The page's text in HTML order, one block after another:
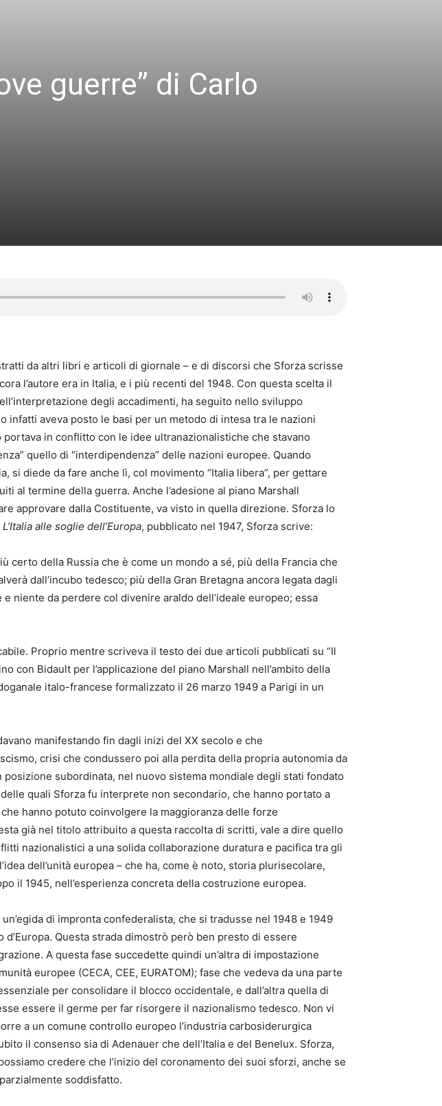
guerre” di Carlo
da altri libri e articoli di giornale – e di discorsi che Sforza scrisse
l’autore era in Italia, e i più recenti del 1948. Con questa scelta il
degli accadimenti, ha seguito nello sviluppo
aveva posto le basi per un metodo di intesa tra le nazioni
in conflitto con le idee ultranazionalistiche che stavano
quello di “interdipendenza” delle nazioni europee. Quando
si diede da fare anche lì, col movimento “Italia libera”, per gettare
al termine della guerra. Anche l’adesione al piano Marshall
approvare dalla Costituente, va visto in quella direzione. Sforza lo
L’Italia alle soglie dell’Europa, pubblicato nel 1947, Sforza scrive:
certo della Russia che è come un mondo a sé, più della Francia che
dall’incubo tedesco; più della Gran Bretagna ancora legata dagli
niente da perdere col divenire araldo dell’ideale europeo; essa
Proprio mentre scriveva il testo dei due articoli pubblicati su “Il
con Bidault per l’applicazione del piano Marshall nell’ambito della
italo-francese formalizzato il 26 marzo 1949 a Parigi in un
manifestando fin dagli inizi del XX secolo e che
crisi che condussero poi alla perdita della propria autonomia da
subordinata, nel nuovo sistema mondiale degli stati fondato
quali Sforza fu interprete non secondario, che hanno portato a
hanno potuto coinvolgere la maggioranza delle forze
già nel titolo attribuito a questa raccolta di scritti, vale a dire quello
nazionalistici a una solida collaborazione duratura e pacifica tra gli
dell’unità europea – che ha, come è noto, storia plurisecolare,
il 1945, nell’esperienza concreta della costruzione europea.
di impronta confederalista, che si tradusse nel 1948 e 1949
Questa strada dimostrò però ben presto di essere
A questa fase succedette quindi un’altra di impostazione
europee (CECA, CEE, EURATOM); fase che vedeva da una parte
per consolidare il blocco occidentale, e dall’altra quella di
essere il germe per far risorgere il nazionalismo tedesco. Non vi
a un comune controllo europeo l’industria carbosiderurgica
il consenso sia di Adenauer che dell’Italia e del Benelux. Sforza,
credere che l’inizio del coronamento dei suoi sforzi, anche se
soddisfatto.